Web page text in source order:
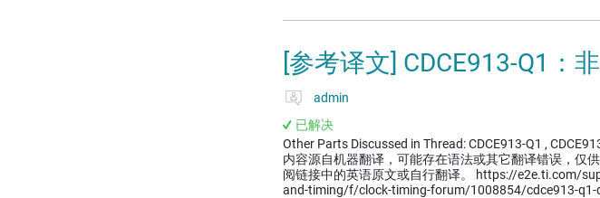
[参考译文] CDCE913-Q1：
admin
已解决
Other Parts Discussed in Thread: CDCE913-Q1 ,
内容源自机器翻译，可能存在语法或其它翻译错误，仅
阅链接中的英语原文或自行翻译。 https://e2e.ti.com/
and-timing/f/clock-timing-forum/1008854/cdce913-q1-